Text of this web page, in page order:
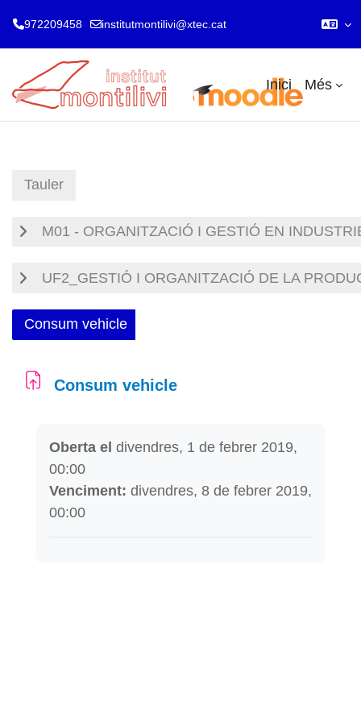
Ves al contingut principal
972209458 institutmontilivi@xtec.cat
Inici Més
Tauler
M01 - ORGANITZACIÓ I GESTIÓ EN
UF2_GESTIÓ I ORGANITZACIÓ DE LA
Consum vehicle
Consum vehicle
Oberta el divendres, 1 de febrer 2019,
00:00
Venciment: divendres, 8 de febrer 2019,
00:00